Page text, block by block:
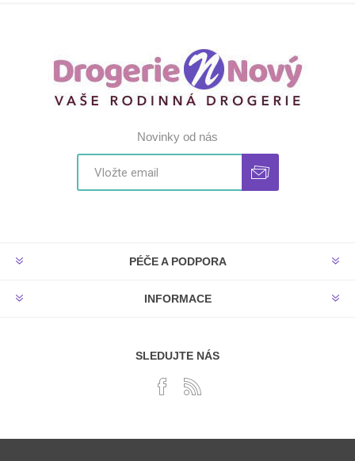
Novinky od nás
PÉČE A PODPORA
INFORMACE
SLEDUJTE NÁS